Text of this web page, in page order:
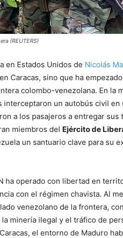
(REUTERS)
en Estados Unidos de Nicolás
Caracas, sino que ha
colombo-venezolana. En la
interceptaron un autobús civil
a los pasajeros a entregar
miembros del Ejército de
un santuario clave para su
ha operado con libertad en
con el régimen chavista. Al
venezolano de la frontera,
minería ilegal y el tráfico de
el entorno de Maduro